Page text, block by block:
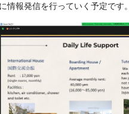
報発信を行っていく予定です。